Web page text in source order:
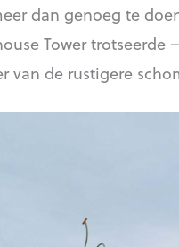
dan genoeg te
Tower
van de rustigere